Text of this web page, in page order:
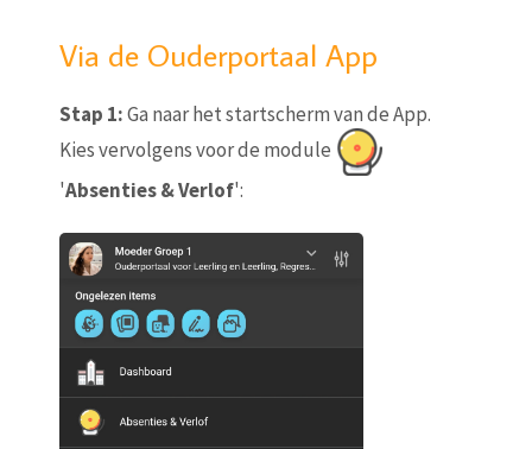
Via de Ouderportaal App
Stap 1:Ga naar het startscherm van de App.
Kies vervolgens voor de module
'Absenties & Verlof':